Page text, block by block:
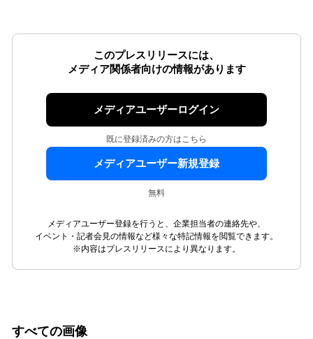
このプレスリリースには、
メディア関係者向けの情報があります
メディアユーザーログイン
既に登録済みの方はこちら
メディアユーザー新規登録
無料
メディアユーザー登録を行うと、企業担当者の連絡先や、
イベント・記者会見の情報など様々な特記情報を閲覧できます。
※内容はプレスリリースにより異なります。
すべての画像